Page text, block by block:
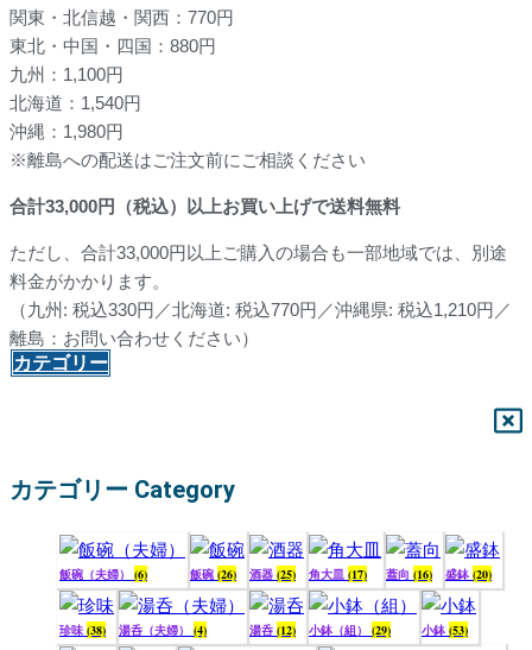
関東・北信越・関西：770円
東北・中国・四国：880円
九州：1,100円
北海道：1,540円
沖縄：1,980円
※離島への配送はご注文前にご相談ください
合計33,000円（税込）以上お買い上げで送料無料
ただし、合計33,000円以上ご購入の場合も一部地域では、別途
料金がかかります。
（九州: 税込330円／北海道: 税込770円／沖縄県: 税込1,210円／
離島：お問い合わせください）
カテゴリー
カテゴリー Category
飯碗（夫婦） (6) 飯碗 (26) 酒器 (25) 角大皿 (17) 蓋向 (16) 盛鉢 (20)
珍味 (38) 湯呑（夫婦） (4) 湯呑 (12) 小鉢（組） (29) 小鉢 (53)